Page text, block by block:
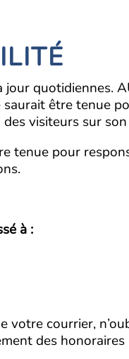
jour quotidiennes.
être tenue
visiteurs sur
tenue pour
à :
votre courrier,
des